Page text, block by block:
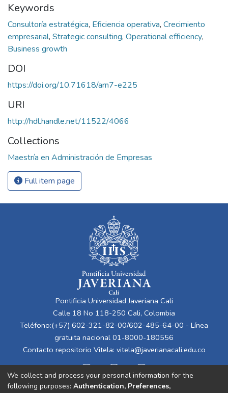
Keywords
Consultoría estratégica, Eficiencia operativa, Crecimiento
empresarial, Strategic consulting, Operational efficiency,
Business growth
DOI
https://doi.org/10.71618/arn7-e225
URI
http://hdl.handle.net/11522/4066
Collections
Maestría en Administración de Empresas
Full item page
Pontificia Universidad Javeriana Cali
Calle 18 No 118-250 Cali, Colombia
Teléfono:(+57) 602-321-82-00/602-485-64-00 - Línea
gratuita nacional 01-8000-180556
Contacto repositorio Vitela: vitela@javerianacali.edu.co
We collect and process your personal information for the
following purposes: Authentication, Preferences,